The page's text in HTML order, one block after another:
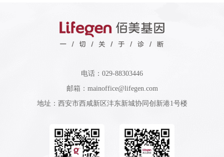
电话：029-88303446
邮箱：mainoffice@lifegen.com
地址：西安市西咸新区沣东新城协同创新港1号楼